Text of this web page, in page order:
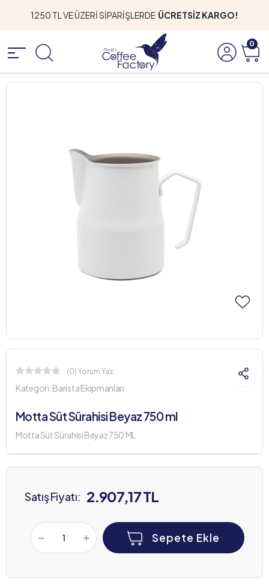
1250 TL VE ÜZERİ SİPARİŞLERDE ÜCRETSİZ KARGO!
0
(0) Yorum Yaz
Kategori:Barista Ekipmanları
Motta Süt Sürahisi Beyaz 750 ml
Motta Süt Sürahisi Beyaz 750 ML
Satış Fiyatı: 2.907,17 TL
Sepete Ekle